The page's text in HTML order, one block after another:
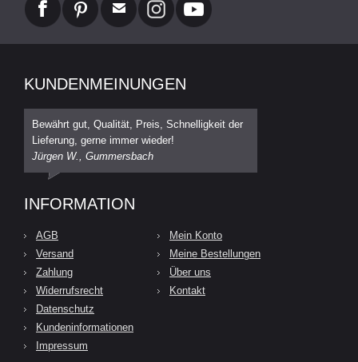
KUNDENMEINUNGEN
Bewährt gut, Qualität, Preis, Schnelligkeit der
Lieferung, gerne immer wieder!
Jürgen W., Gummersbach
INFORMATION
AGB
Versand
Zahlung
Widerrufsrecht
Datenschutz
Kundeninformationen
Impressum
Mein Konto
Meine Bestellungen
Über uns
Kontakt